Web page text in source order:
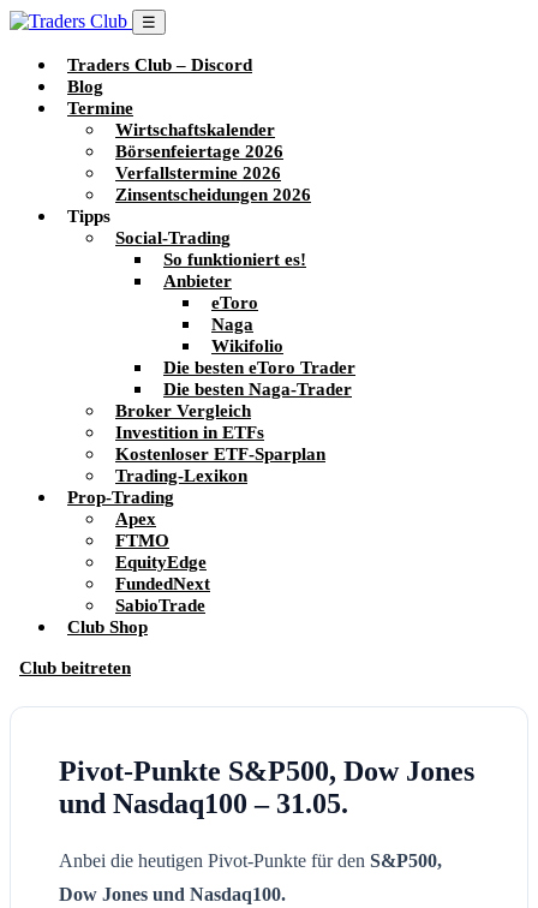
☰
Traders Club – Discord
Blog
Termine
Wirtschaftskalender
Börsenfeiertage 2026
Verfallstermine 2026
Zinsentscheidungen 2026
Tipps
Social-Trading
So funktioniert es!
Anbieter
eToro
Naga
Wikifolio
Die besten eToro Trader
Die besten Naga-Trader
Broker Vergleich
Investition in ETFs
Kostenloser ETF-Sparplan
Trading-Lexikon
Prop-Trading
Apex
FTMO
EquityEdge
FundedNext
SabioTrade
Club Shop
Club beitreten
Pivot-Punkte S&P500, Dow Jones
und Nasdaq100 – 31.05.
Anbei die heutigen Pivot-Punkte für den S&P500,
Dow Jones und Nasdaq100.